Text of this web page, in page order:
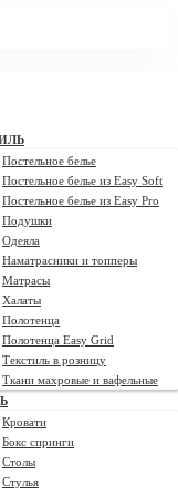
Постельное белье
Постельное белье из Easy Soft
Постельное белье из Easy Pro
Подушки
Одеяла
Наматрасники и топперы
Матрасы
Халаты
Полотенца
Полотенца Easy Grid
Текстиль в розницу
Ткани махровые и вафельные
Кровати
Бокс спринги
Столы
Стулья
нас на
и
нас на тендер,
Мы открыты к
персональных